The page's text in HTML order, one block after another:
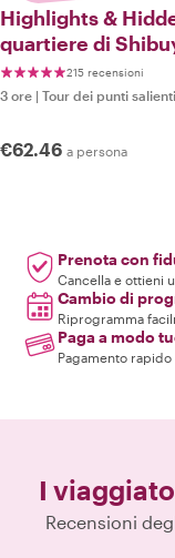
Highlights &
quartiere di
215 recensioni
3 ore | Tour dei punti salienti
€62.46 a persona
Prenota con
Cancella e ottieni
Cambio di
Riprogramma
Paga a modo
Pagamento
I
Recensioni